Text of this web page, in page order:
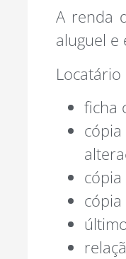
A renda
aluguel e
ficha
cópia